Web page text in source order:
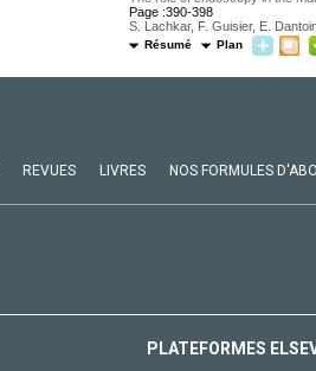
Page :390-398
S. Lachkar, F. Guisier, E.
Résumé Plan
REVUES LIVRES NOS FORMULES
PLATEFORMES